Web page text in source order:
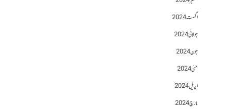
اگست 2024
جولائی 2024
جون 2024
مئی 2024
اپریل 2024
مارچ 2024